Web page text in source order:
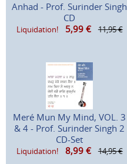
Anhad - Prof. Surinder Singh
CD
Liquidation! 5,99 € 11,95 €
Meré Mun My Mind, VOL. 3
& 4 - Prof. Surinder Singh 2
CD-Set
Liquidation! 8,99 € 14,95 €